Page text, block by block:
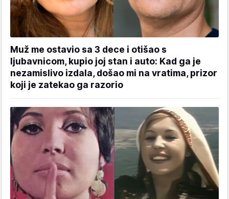
Muž me ostavio sa 3 dece i otišao s
ljubavnicom, kupio joj stan i auto: Kad ga je
nezamislivo izdala, došao mi na vratima, prizor
koji je zatekao ga razorio